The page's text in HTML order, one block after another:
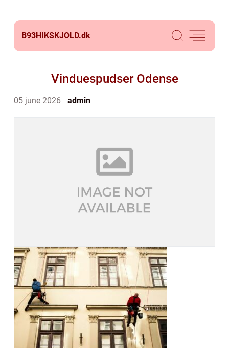
B93HIKSKJOLD.dk
Vinduespudser Odense
05 june 2026 admin